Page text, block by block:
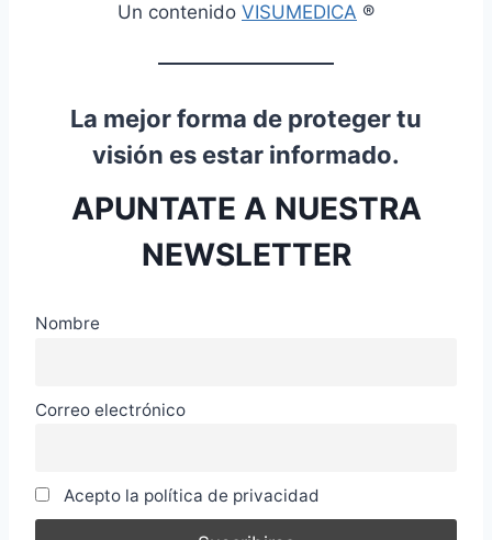
Un contenido VISUMEDICA ®
La mejor forma de proteger tu
visión es estar informado.
APUNTATE A NUESTRA
NEWSLETTER
Nombre
Correo electrónico
Acepto la política de privacidad